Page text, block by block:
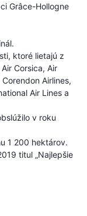
Grâce-Hollogne
ktoré lietajú z
Corsica, Air
Airlines,
Air Lines a
v roku
1 200 hektárov.
titul „Najlepšie